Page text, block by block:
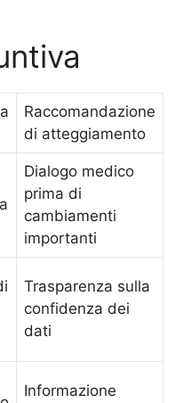
Raccomandazione
di atteggiamento
Dialogo medico
prima di
cambiamenti
importanti
Trasparenza sulla
confidenza dei
dati
Informazione